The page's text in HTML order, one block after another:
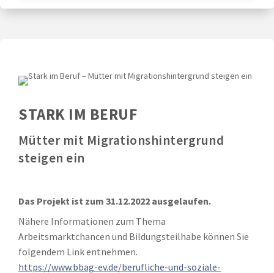
STARK IM BERUF
Mütter mit Migrationshintergrund
steigen ein
Das Projekt ist zum 31.12.2022 ausgelaufen.
Nähere Informationen zum Thema
Arbeitsmarktchancen und Bildungsteilhabe können Sie
folgendem Link entnehmen.
https://www.bbag-ev.de/berufliche-und-soziale-